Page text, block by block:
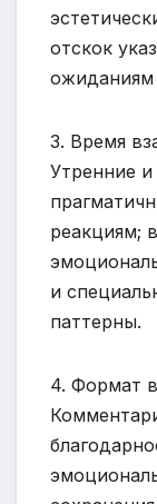
отскок
ожиданиям
3. Время
Утренние
реакциям;
и
паттерны.
4. Формат